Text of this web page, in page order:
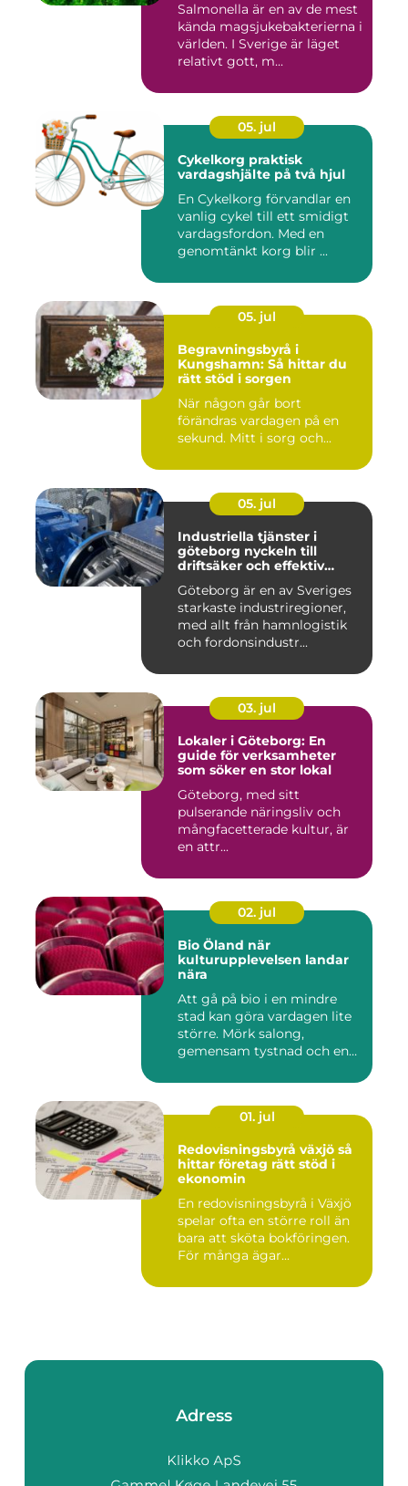
Salmonella är en av de mest
kända magsjukebakterierna i
världen. I Sverige är läget
relativt gott, m...
05. jul
Cykelkorg praktisk
vardagshjälte på två hjul
En Cykelkorg förvandlar en
vanlig cykel till ett smidigt
vardagsfordon. Med en
genomtänkt korg blir ...
05. jul
Begravningsbyrå i
Kungshamn: Så hittar du
rätt stöd i sorgen
När någon går bort
förändras vardagen på en
sekund. Mitt i sorg och...
05. jul
Industriella tjänster i
göteborg nyckeln till
driftsäker och effektiv
Göteborg är en av Sveriges
starkaste industriregioner,
med allt från hamnlogistik
och fordonsindustr...
03. jul
Lokaler i Göteborg: En
guide för verksamheter
som söker en stor lokal
Göteborg, med sitt
pulserande näringsliv och
mångfacetterade kultur, är
en attr...
02. jul
Bio Öland när
kulturupplevelsen landar
nära
Att gå på bio i en mindre
stad kan göra vardagen lite
större. Mörk salong,
gemensam tystnad och en
01. jul
Redovisningsbyrå växjö så
hittar företag rätt stöd i
ekonomin
En redovisningsbyrå i Växjö
spelar ofta en större roll än
bara att sköta bokföringen.
För många ägar...
Adress